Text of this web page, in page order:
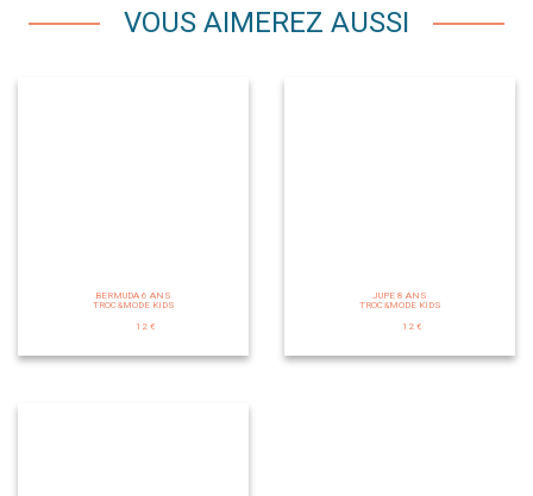
VOUS AIMEREZ AUSSI
BERMUDA 6 ANS
TROC&MODE KIDS
12 €
JUPE 8 ANS
TROC&MODE KIDS
12 €